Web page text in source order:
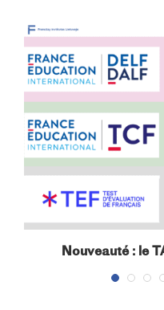
Nouveauté : le